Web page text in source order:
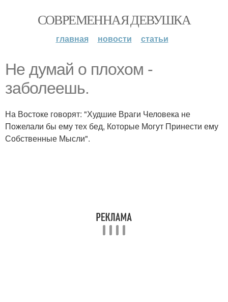
СОВРЕМЕННАЯ ДЕВУШКА
главная новости статьи
Не думай о плохом -
заболеешь.
На Востоке говорят: "Худшие Враги Человека не
Пожелали бы ему тех бед, Которые Могут Принести ему
Собственные Мысли".